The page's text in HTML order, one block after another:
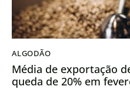
ALGODÃO
Média de exportação
queda de 20% em